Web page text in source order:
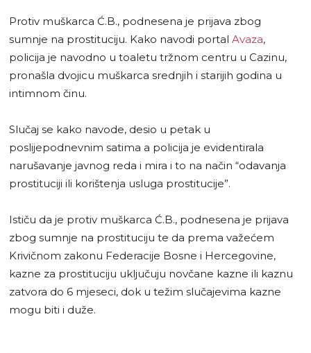
Protiv muškarca Ć.B., podnesena je prijava zbog
sumnje na prostituciju. Kako navodi portal Avaza,
policija je navodno u toaletu tržnom centru u Cazinu,
pronašla dvojicu muškarca srednjih i starijih godina u
intimnom činu.
Slučaj se kako navode, desio u petak u
poslijepodnevnim satima a policija je evidentirala
narušavanje javnog reda i mira i to na način “odavanja
prostituciji ili korištenja usluga prostitucije”.
Ističu da je protiv muškarca Ć.B., podnesena je prijava
zbog sumnje na prostituciju te da prema važećem
Krivičnom zakonu Federacije Bosne i Hercegovine,
kazne za prostituciju uključuju novčane kazne ili kaznu
zatvora do 6 mjeseci, dok u težim slučajevima kazne
mogu biti i duže.